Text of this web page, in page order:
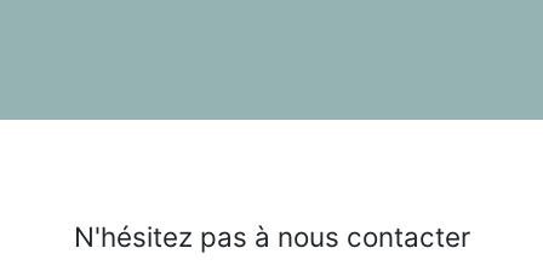
N'hésitez pas à nous contacter